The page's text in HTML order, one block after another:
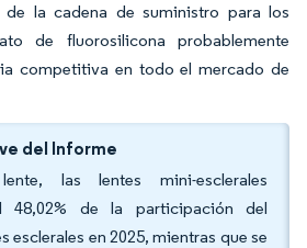
la cadena de suministro para los
de fluorosilicona probablemente
competitiva en todo el mercado de
del Informe
las lentes mini-esclerales
48,02% de la participación del
esclerales en 2025, mientras que se